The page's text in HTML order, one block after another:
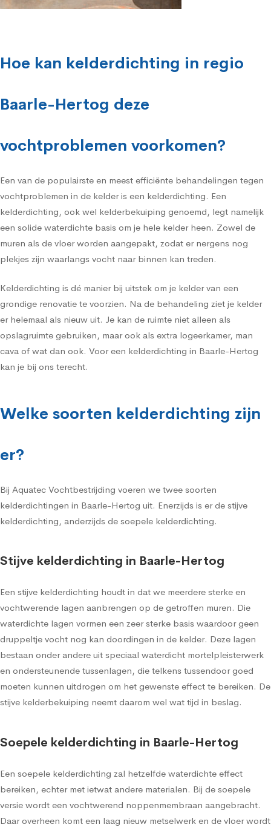
Hoe kan kelderdichting in regio
Baarle-Hertog deze
vochtproblemen voorkomen?
Een van de populairste en meest efficiënte behandelingen tegen
vochtproblemen in de kelder is een kelderdichting. Een
kelderdichting, ook wel kelderbekuiping genoemd, legt namelijk
een solide waterdichte basis om je hele kelder heen. Zowel de
muren als de vloer worden aangepakt, zodat er nergens nog
plekjes zijn waarlangs vocht naar binnen kan treden.
Kelderdichting is dé manier bij uitstek om je kelder van een
grondige renovatie te voorzien. Na de behandeling ziet je kelder
er helemaal als nieuw uit. Je kan de ruimte niet alleen als
opslagruimte gebruiken, maar ook als extra logeerkamer, man
cava of wat dan ook. Voor een kelderdichting in Baarle-Hertog
kan je bij ons terecht.
Welke soorten kelderdichting zijn
er?
Bij Aquatec Vochtbestrijding voeren we twee soorten
kelderdichtingen in Baarle-Hertog uit. Enerzijds is er de stijve
kelderdichting, anderzijds de soepele kelderdichting.
Stijve kelderdichting in Baarle-Hertog
Een stijve kelderdichting houdt in dat we meerdere sterke en
vochtwerende lagen aanbrengen op de getroffen muren. Die
waterdichte lagen vormen een zeer sterke basis waardoor geen
druppeltje vocht nog kan doordingen in de kelder. Deze lagen
bestaan onder andere uit speciaal waterdicht mortelpleisterwerk
en ondersteunende tussenlagen, die telkens tussendoor goed
moeten kunnen uitdrogen om het gewenste effect te bereiken. De
stijve kelderbekuiping neemt daarom wel wat tijd in beslag.
Soepele kelderdichting in Baarle-Hertog
Een soepele kelderdichting zal hetzelfde waterdichte effect
bereiken, echter met ietwat andere materialen. Bij de soepele
versie wordt een vochtwerend noppenmembraan aangebracht.
Daar overheen komt een laag nieuw metselwerk en de vloer wordt